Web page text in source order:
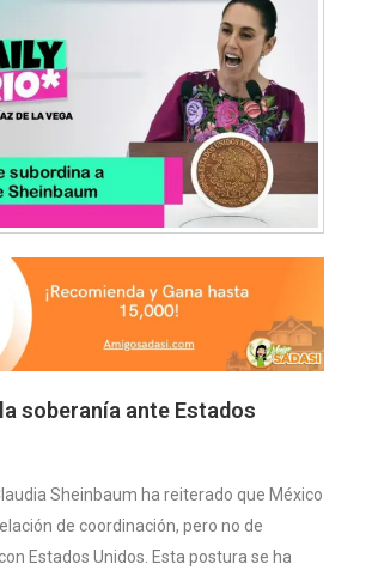
soberanía ante Estados
Sheinbaum ha reiterado que México
de coordinación, pero no de
Estados Unidos. Esta postura se ha